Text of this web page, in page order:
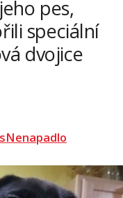
pes,
speciální
dvojice